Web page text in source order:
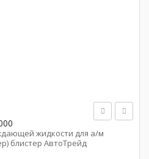
жидкости для а/м
блистер АвтоТрейд